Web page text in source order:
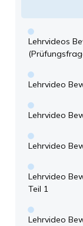
Lehrvideos
Lehrvideo
Lehrvideo
Lehrvideo
Lehrvideo
Teil 1
Lehrvideo